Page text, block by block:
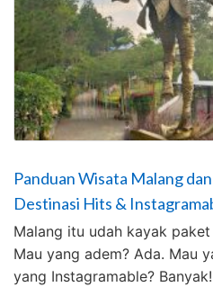
Panduan Wisata Malang
Destinasi Hits &
Malang itu udah kayak
Mau yang adem? Ada. Mau
yang Instagramable?